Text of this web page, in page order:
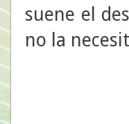
suene el
no la